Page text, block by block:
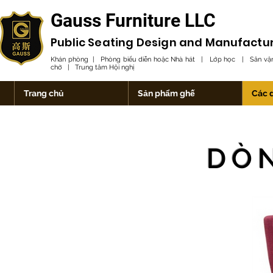
Gauss Furniture LLC
Public Seating Design and
Khán phòng | Phòng biểu diễn hoặc Nhà hát | Lớp học | Sân
chờ | Trung tâm Hội nghị
Trang chủ Sản phẩm ghế Các